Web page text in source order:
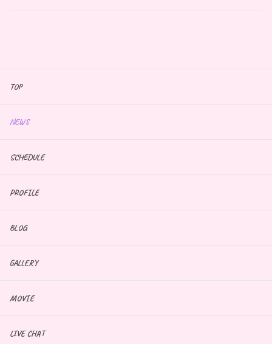
TOP
NEWS
SCHEDULE
PROFILE
BLOG
GALLERY
MOVIE
LIVE CHAT